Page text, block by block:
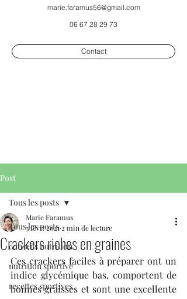
marie.faramus56@gmail.com
06 67 28 29 73
Contact
Post
Tous les posts
conseils nutrition
nutrition sportive
recettes sportives
Tous les posts
Crackers riches en graines
Marie Faramus
3 févr. 2021 2 min de lecture
Ces crackers faciles à préparer ont un
indice glycémique bas, comportent de
bonnes graisses et sont une excellente